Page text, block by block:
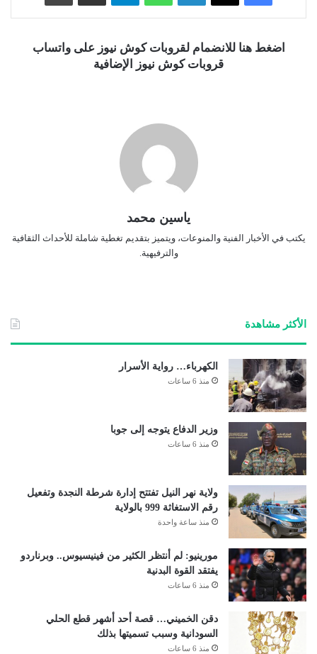
اضغط هنا للانضمام لقروبات كوش نيوز على واتساب
قروبات كوش نيوز الإضافية
ياسين محمد
يكتب في الأخبار الفنية والمنوعات، ويتميز بتقديم تغطية شاملة للأحداث الثقافية
والترفيهية.
الأكثر مشاهدة
الكهرباء… رواية الأسرار
منذ 6 ساعات
وزير الدفاع يتوجه إلى جوبا
منذ 6 ساعات
ولاية نهر النيل تفتتح إدارة شرطة النجدة وتفعيل
رقم الاستغاثة 999 بالولاية
منذ ساعة واحدة
مورينيو: لم أنتظر الكثير من فينيسيوس.. وبرناردو
يفتقد القوة البدنية
منذ 6 ساعات
دقن الخميني… قصة أحد أشهر قطع الحلي
السودانية وسبب تسميتها بذلك
منذ 6 ساعات